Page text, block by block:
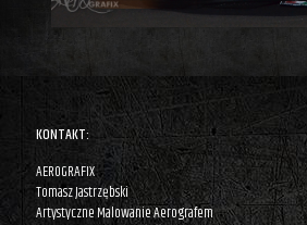
KONTAKT:
AEROGRAFIX
Tomasz Jastrzębski
Artystyczne Malowanie Aerografem